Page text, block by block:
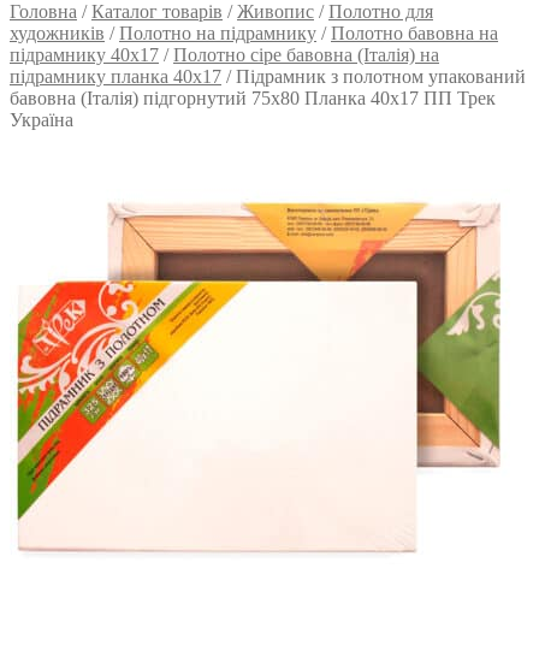
Головна /Каталог товарів /Живопис /Полотно для
художників /Полотно на підрамнику /Полотно бавовна на
підрамнику 40х17 /Полотно сіре бавовна (Італія) на
підрамнику планка 40х17 /Підрамник з полотном упакований
бавовна (Італія) підгорнутий 75х80 Планка 40х17 ПП Трек
Україна